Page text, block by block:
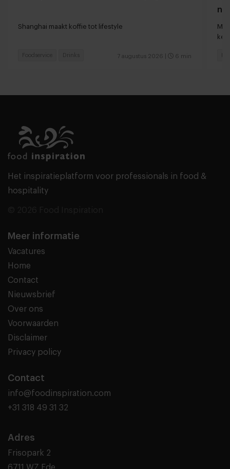
Shanghai maakt koffie tot lifestyle
7 augustus 2026 6 min
Foodservice Drinks
Het inspiratieplatform voor professionals in food &
hospitality
Meer informatie
Vacatures
Home
Contact
Nieuwsbrief
Over ons
Voorwaarden
Disclaimer
Privacy policy
Contact
info@foodinspiration.com
+31 318 49 31 32
Adres
Frisopark 2